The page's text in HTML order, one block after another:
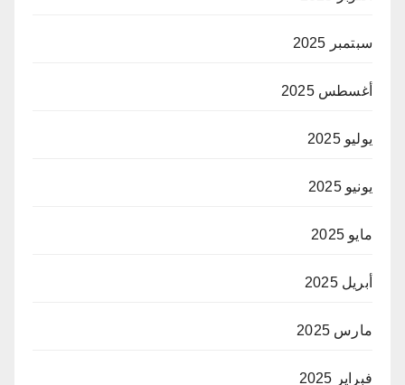
سبتمبر 2025
أغسطس 2025
يوليو 2025
يونيو 2025
مايو 2025
أبريل 2025
مارس 2025
فبراير 2025